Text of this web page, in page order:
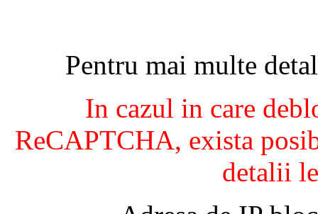
Pentru mai multe
In cazul in care
ReCAPTCHA, exista
detalii